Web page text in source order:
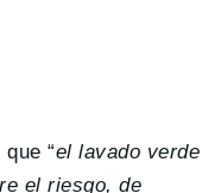
“el lavado verde
el riesgo, de